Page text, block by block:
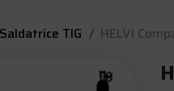
Saldatrice TIG HELVI